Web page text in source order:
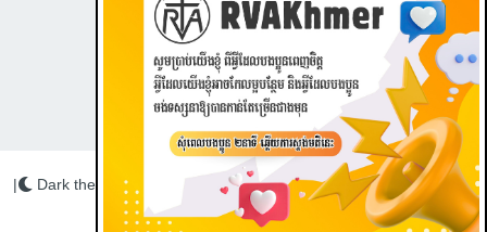
Radio Veritas Asia © 2022
| Dark theme